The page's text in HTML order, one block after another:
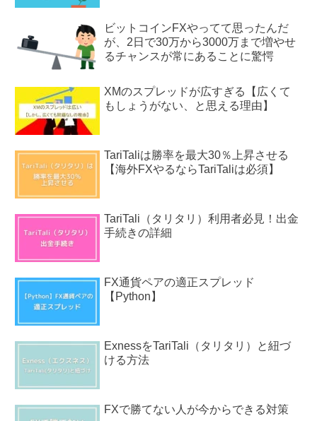
ビットコインFXやってて思ったんだ
が、2日で30万から3000万まで増やせ
るチャンスが常にあることに驚愕
XMのスプレッドが広すぎる【広くて
もしょうがない、と思える理由】
TariTaliは勝率を最大30％上昇させる
【海外FXやるならTariTaliは必須】
TariTali（タリタリ）利用者必見！出金
手続きの詳細
FX通貨ペアの適正スプレッド
【Python】
ExnessをTariTali（タリタリ）と紐づ
ける方法
FXで勝てない人が今からできる対策